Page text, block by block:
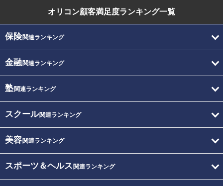
オリコン顧客満足度ランキング一覧
保険関連ランキング
金融関連ランキング
塾関連ランキング
スクール関連ランキング
美容関連ランキング
スポーツ＆ヘルス 関連ランキング